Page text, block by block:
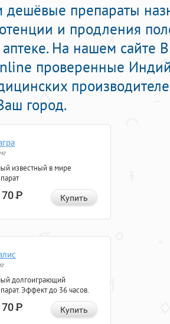
дешёвые препараты
и продления
На нашем сайте
проверенные
город.
известный в мире
70Р Купить
долгоиграющий
Эффект до 36 часов.
70Р Купить